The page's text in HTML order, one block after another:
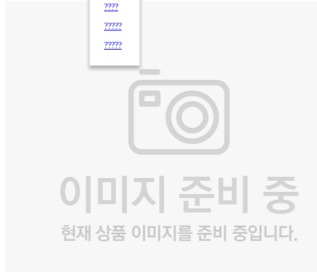
????
?????
?????